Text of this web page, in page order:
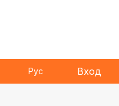
Рус Вход